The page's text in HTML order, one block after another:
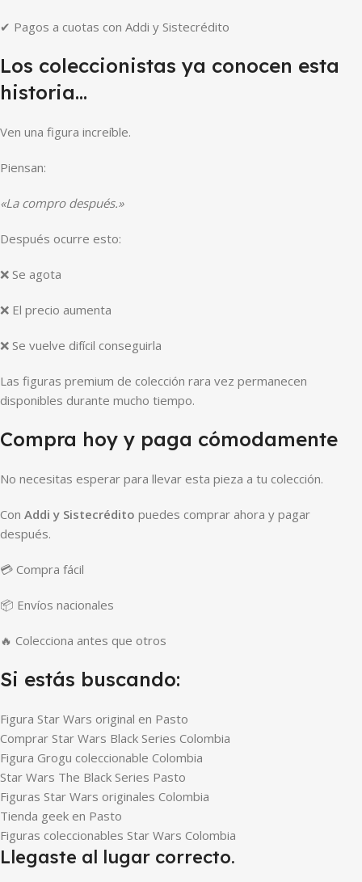
✔ Pagos a cuotas con Addi y Sistecrédito
Los coleccionistas ya conocen esta
historia…
Ven una figura increíble.
Piensan:
«La compro después.»
Después ocurre esto:
❌ Se agota
❌ El precio aumenta
❌ Se vuelve difícil conseguirla
Las figuras premium de colección rara vez permanecen
disponibles durante mucho tiempo.
Compra hoy y paga cómodamente
No necesitas esperar para llevar esta pieza a tu colección.
Con Addi y Sistecrédito puedes comprar ahora y pagar
después.
💳 Compra fácil
📦 Envíos nacionales
🔥 Colecciona antes que otros
Si estás buscando:
Figura Star Wars original en Pasto
Comprar Star Wars Black Series Colombia
Figura Grogu coleccionable Colombia
Star Wars The Black Series Pasto
Figuras Star Wars originales Colombia
Tienda geek en Pasto
Figuras coleccionables Star Wars Colombia
Llegaste al lugar correcto.